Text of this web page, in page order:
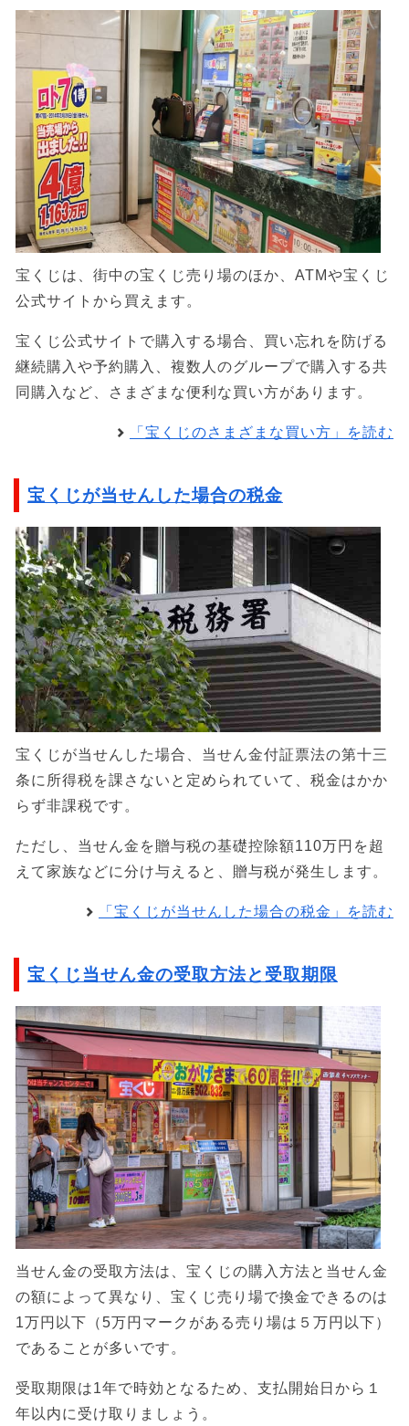
宝くじは、街中の宝くじ売り場のほか、ATMや宝くじ
公式サイトから買えます。
宝くじ公式サイトで購入する場合、買い忘れを防げる
継続購入や予約購入、複数人のグループで購入する共
同購入など、さまざまな便利な買い方があります。
「宝くじのさまざまな買い方」を読む
宝くじが当せんした場合の税金
宝くじが当せんした場合、当せん金付証票法の第十三
条に所得税を課さないと定められていて、税金はかか
らず非課税です。
ただし、当せん金を贈与税の基礎控除額110万円を超
えて家族などに分け与えると、贈与税が発生します。
「宝くじが当せんした場合の税金」を読む
宝くじ当せん金の受取方法と受取期限
当せん金の受取方法は、宝くじの購入方法と当せん金
の額によって異なり、宝くじ売り場で換金できるのは
1万円以下（5万円マークがある売り場は５万円以下）
であることが多いです。
受取期限は1年で時効となるため、支払開始日から１
年以内に受け取りましょう。